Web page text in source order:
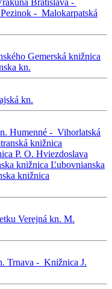
Bratislava -
Pezinok - Malokarpatská
Gemerská knižnica
kn.
kn.
Humenné - Vihorlatská
knižnica
P. O. Hviezdoslava
knižnica Ľubovnianska
knižnica
Verejná kn. M.
Trnava - Knižnica J.